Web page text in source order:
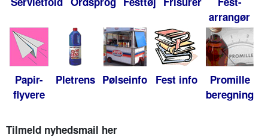
arrangør
Papir-
flyvere
Pletrens Pølseinfo Fest info
Promille
beregning
Tilmeld nyhedsmail her